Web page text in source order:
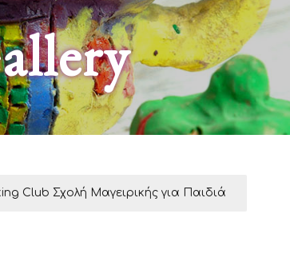
Club Σχολή Μαγειρικής για Παιδιά